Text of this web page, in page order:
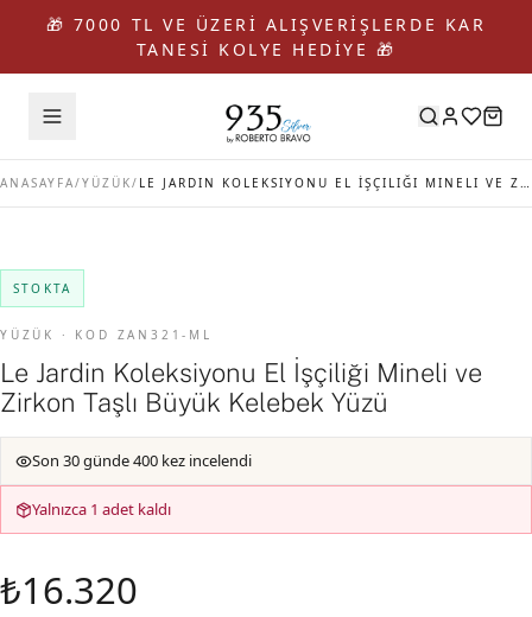
🎁 7000 TL VE ÜZERİ ALIŞVERİŞLERDE KAR
TANESİ KOLYE HEDİYE 🎁
ANASAYFA/YÜZÜK/ LE JARDIN KOLEKSIYONU EL İŞÇILIĞI MINELI VE ZIRKON TAŞLI BÜYÜK KELEBEK YÜZÜ
STOKTA
YÜZÜK · KOD ZAN321-ML
Le Jardin Koleksiyonu El İşçiliği Mineli ve
Zirkon Taşlı Büyük Kelebek Yüzü
Son 30 günde 400 kez incelendi
Yalnızca 1 adet kaldı
₺16.320